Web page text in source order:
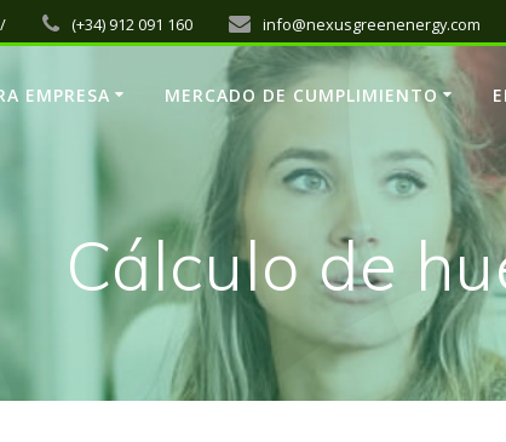
(+34) 912 091 160 info@nexusgreenenergy.com
EMPRESA MERCADO DE CUMPLIMIENTO
Cálculo de